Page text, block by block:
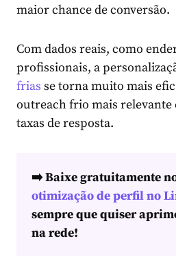
maior chance de conversão.
Com dados reais, como
profissionais, a
frias se torna muito mais
outreach frio mais relevante
taxas de resposta.
➡️ Baixe gratuitamente
otimização de perfil no
sempre que quiser
na rede!